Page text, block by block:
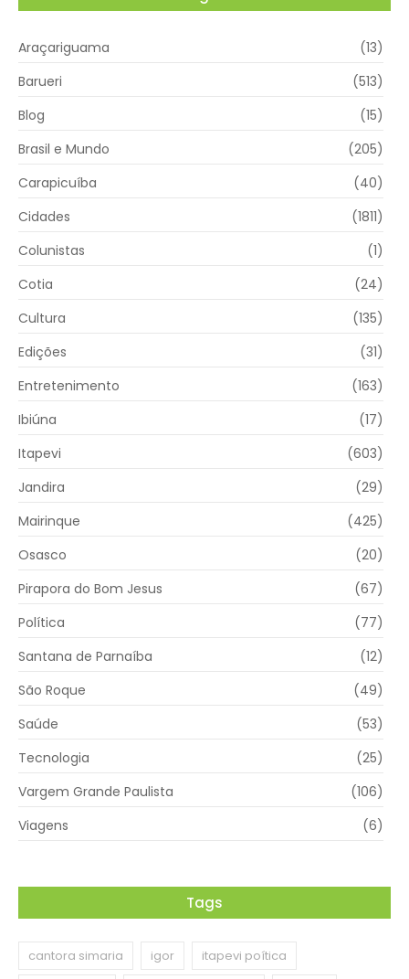
Araçariguama
(13)
Barueri
(513)
Blog
(15)
Brasil e Mundo
(205)
Carapicuíba
(40)
Cidades
(1811)
Colunistas
(1)
Cotia
(24)
Cultura
(135)
Edições
(31)
Entretenimento
(163)
Ibiúna
(17)
Itapevi
(603)
Jandira
(29)
Mairinque
(425)
Osasco
(20)
Pirapora do Bom Jesus
(67)
Política
(77)
Santana de Parnaíba
(12)
São Roque
(49)
Saúde
(53)
Tecnologia
(25)
Vargem Grande Paulista
(106)
Viagens
(6)
Tags
cantora simaria igor
itapevi poítica